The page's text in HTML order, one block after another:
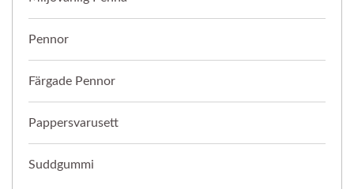
Pennor
Färgade Pennor
Pappersvarusett
Suddgummi